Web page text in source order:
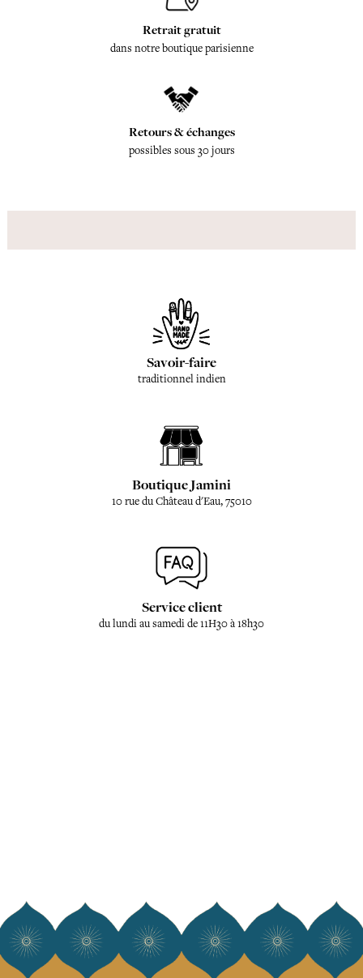
Retrait gratuit
dans notre boutique parisienne
Retours & échanges
possibles sous 30 jours
Savoir-faire
traditionnel indien
Boutique Jamini
10 rue du Château d'Eau, 75010
Service client
du lundi au samedi de 11H30 à 18h30